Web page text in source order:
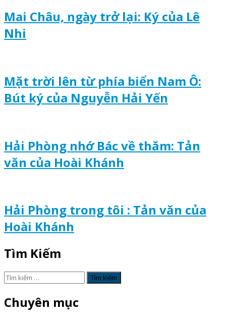
Mai Châu, ngày trở lại: Ký của Lê
Nhi
Mặt trời lên từ phía biển Nam Ô:
Bút ký của Nguyễn Hải Yến
Hải Phòng nhớ Bác về thăm: Tản
văn của Hoài Khánh
Hải Phòng trong tôi : Tản văn của
Hoài Khánh
Tìm Kiếm
Tìm
cho:
Chuyên mục